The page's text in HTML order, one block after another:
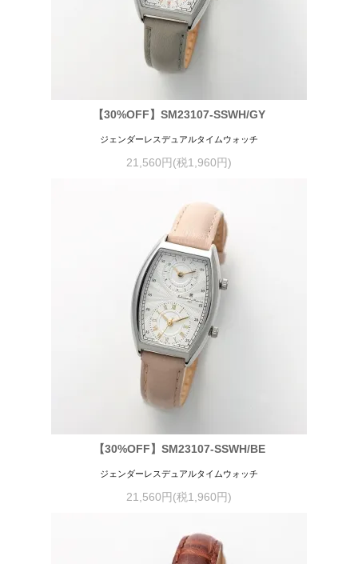
【30%OFF】SM23107-SSWH/GY
ジェンダーレスデュアルタイムウォッチ
21,560円(税1,960円)
【30%OFF】SM23107-SSWH/BE
ジェンダーレスデュアルタイムウォッチ
21,560円(税1,960円)